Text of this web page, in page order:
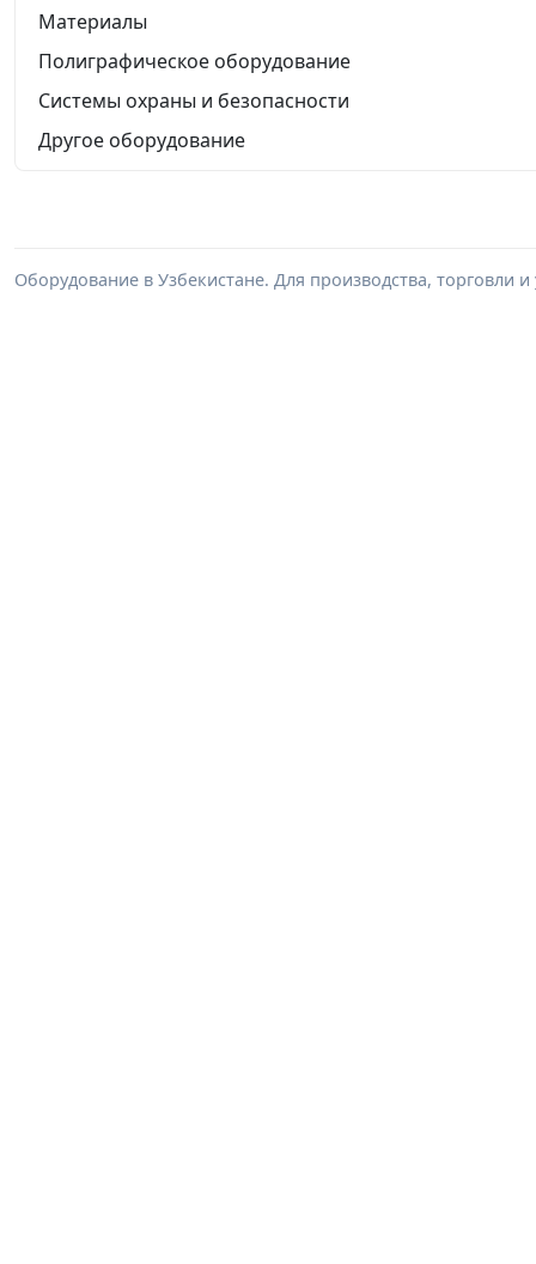
Материалы
Полиграфическое оборудование
Системы охраны и безопасности
Другое оборудование
Оборудование в Узбекистане. Для производства, торговли